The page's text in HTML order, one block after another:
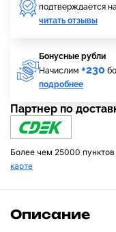
подтверждается
читать отзывы
Бонусные рубли
Начислим +230
подробнее
Партнер по
Более чем 25000
карте
Описание